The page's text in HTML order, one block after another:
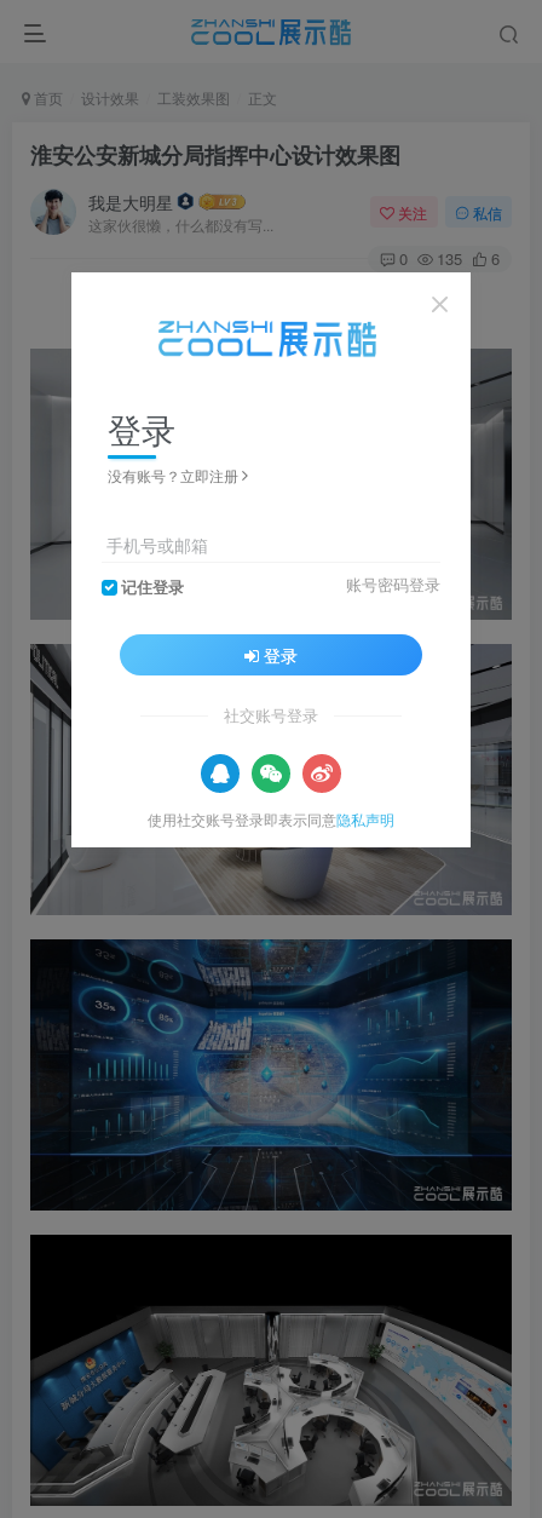
首页 设计效果 工装效果图 正文
淮安公安新城分局指挥中心设计效果图
我是大明星
这家伙很懒，什么都没有写...
关注 私信
0 135 6
登录
没有账号？立即注册
手机号或邮箱
记住登录 账号密码登录
登录
社交账号登录
使用社交账号登录即表示同意隐私声明